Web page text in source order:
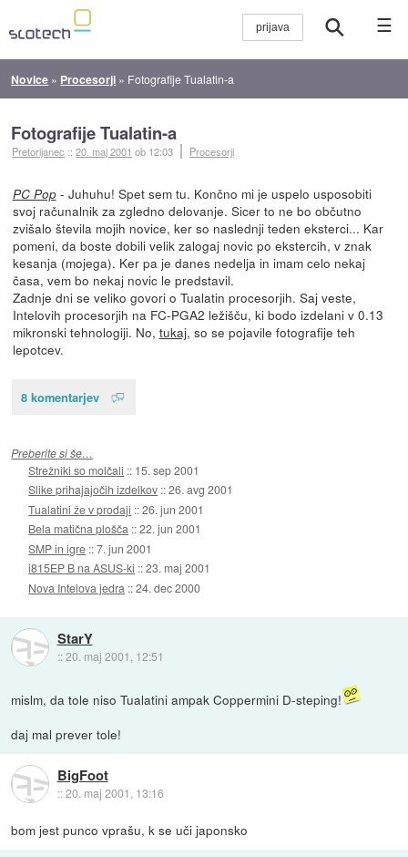
☰
Novice » Procesorji » Fotografije Tualatin-a
Fotografije Tualatin-a
Pretorijanec ::20. maj 2001 ob 12:03 Procesorji
PC Pop- Juhuhu! Spet sem tu. Končno mi je uspelo usposobiti
svoj računalnik za zgledno delovanje. Sicer to ne bo občutno
zvišalo števila mojih novice, ker so naslednji teden eksterci... Kar
pomeni, da boste dobili velik zalogaj novic po ekstercih, v znak
kesanja (mojega). Ker pa je danes nedelja in imam celo nekaj
časa, vem bo nekaj novic le predstavil.
Zadnje dni se veliko govori o Tualatin procesorjih. Saj veste,
Intelovih procesorjih na FC-PGA2 ležišču, ki bodo izdelani v 0.13
mikronski tehnologiji. No, tukaj, so se pojavile fotografije teh
lepotcev.
8 komentarjev
Preberite si še…
Strežniki so molčali :: 15. sep 2001
Slike prihajajočih izdelkov ::26. avg 2001
Tualatini že v prodaji ::26. jun 2001
Bela matična plošča ::22. jun 2001
SMP in igre ::7. jun 2001
i815EP B na ASUS-ki ::23. maj 2001
Nova Intelova jedra ::24. dec 2000
StarY
::20. maj 2001, 12:51
mislm, da tole niso Tualatini ampak Coppermini D-steping!
daj mal prever tole!
BigFoot
::20. maj 2001, 13:16
bom jest punco vprašu, k se uči japonsko